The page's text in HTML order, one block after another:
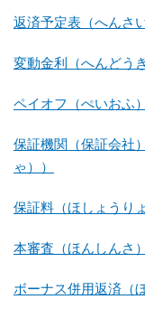
返済予定表（へんさ
変動金利（へんどう
ペイオフ（ぺいおふ）
保証機関（保証会社
ゃ））
保証料（ほしょうり
本審査（ほんしんさ）
ボーナス併用返済（